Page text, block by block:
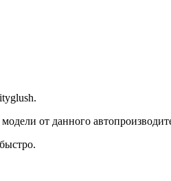
от данного